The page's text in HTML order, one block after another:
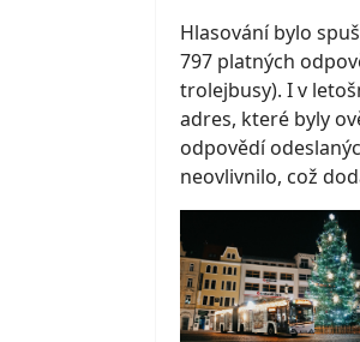
Hlasování bylo
797 platných
trolejbusy). I v
adres, které byly
odpovědí
neovlivnilo, což